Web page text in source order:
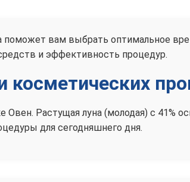
поможет вам выбрать оптимальное
и эффективность процедур.
косметических
Овен. Растущая луна (молодая) с
для сегодняшнего дня.